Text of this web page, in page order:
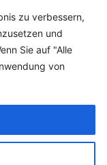
zu verbessern,
und
Sie auf "Alle
von
English